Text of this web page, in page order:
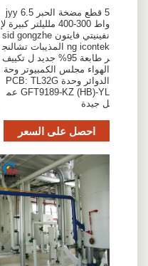
5 قطع مضخة الحبر jyy 6.5
واط 300-400 ملليلتر كبيرة لإ
نفينيتي فايتون sid gongzhe
ng icontek المذيبات تشالنج
ر طابعة 95% جديد ل تكييف
الهواء مجلس الكمبيوتر وحة
الدوائر وحدة PCB: TL32G
GFT9189-KZ (HB)-YL عم
ل جيدة
احصل على السعر